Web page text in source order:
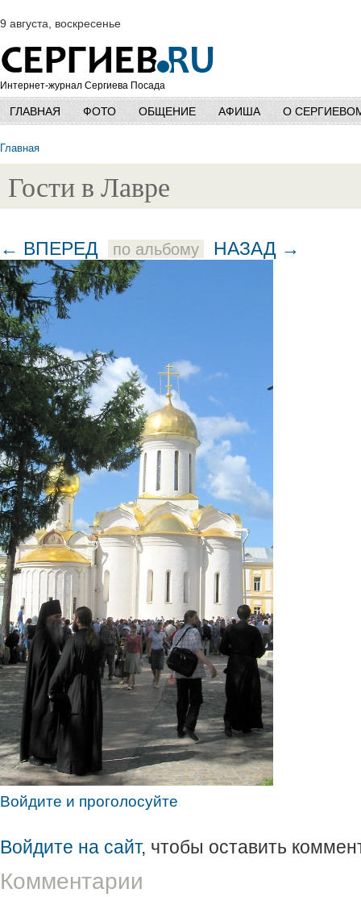
9 августа, воскресенье
Интернет-журнал Сергиева Посада
ГЛАВНАЯ ФОТО ОБЩЕНИЕ АФИША О
Главная
Гости в Лавре
← ВПЕРЕД по альбому НАЗАД →
Войдите и проголосуйте
Войдите на сайт, чтобы оставить
Комментарии